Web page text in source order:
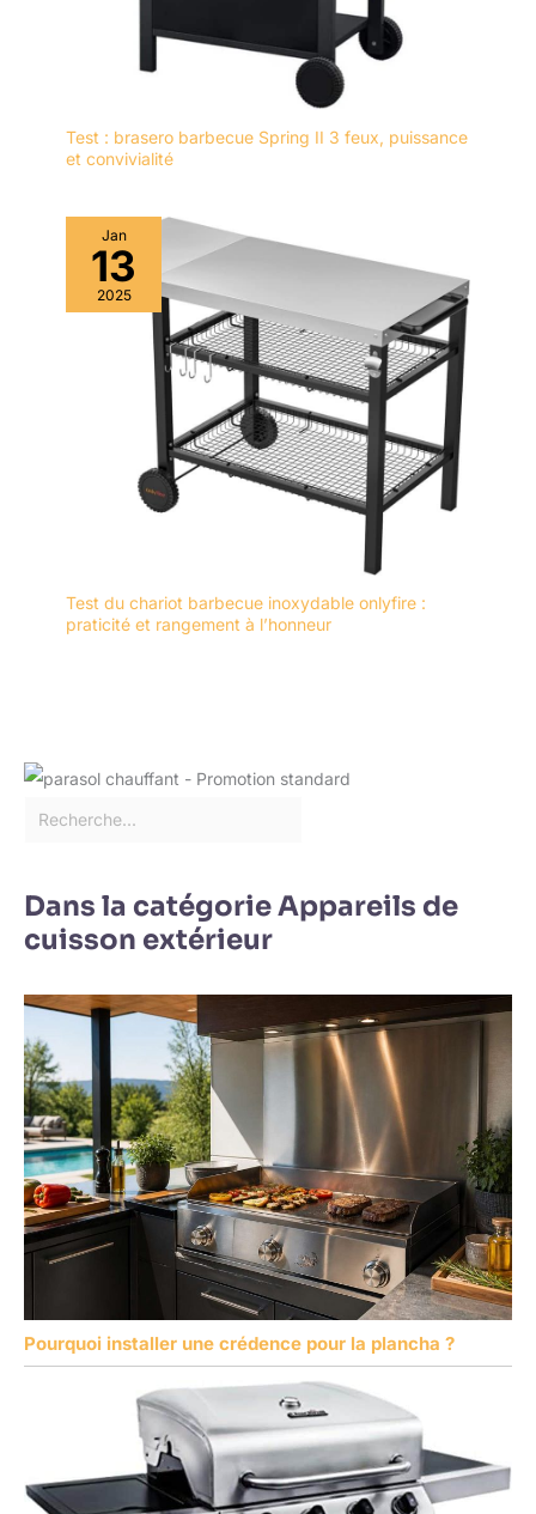
Test : brasero barbecue Spring II 3 feux, puissance
et convivialité
Jan
13
2025
Test du chariot barbecue inoxydable onlyfire :
praticité et rangement à l’honneur
Dans la catégorie Appareils de
cuisson extérieur
Pourquoi installer une crédence pour la plancha ?